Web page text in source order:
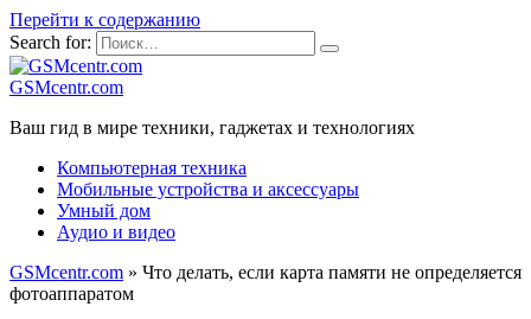
Перейти к содержанию
Search for:
GSMcentr.com
Ваш гид в мире техники, гаджетах и технологиях
Компьютерная техника
Мобильные устройства и аксессуары
Умный дом
Аудио и видео
GSMcentr.com » Что делать, если карта памяти не определяется
фотоаппаратом